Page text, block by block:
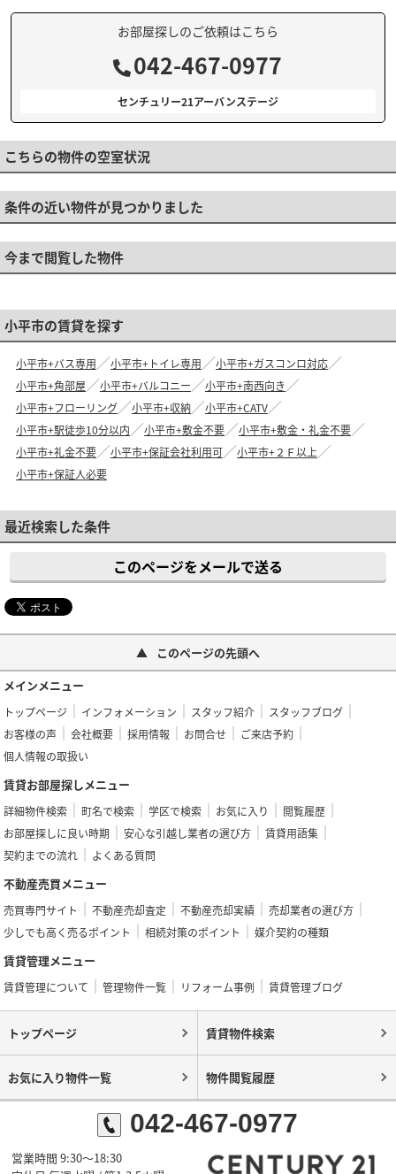
お部屋探しのご依頼はこちら
042-467-0977
センチュリー21アーバンステージ
こちらの物件の空室状況
条件の近い物件が見つかりました
今まで閲覧した物件
小平市の賃貸を探す
小平市+バス専用 小平市+トイレ専用
小平市+ガスコンロ対応
小平市+角部屋
小平市+バルコニー
小平市+南西向き
小平市+フローリング
小平市+収納
小平市+CATV
小平市+駅徒歩10分以内
小平市+敷金不要
小平市+敷金・礼金不要
小平市+礼金不要
小平市+保証会社利用可
小平市+２Ｆ以上
小平市+保証人必要
最近検索した条件
このページをメールで送る
このページの先頭へ
メインメニュー
トップページ インフォメーション スタッフ紹介
スタッフブログ
お客様の声
会社概要 採用情報 お問合せ
ご来店予約
個人情報の取扱い
賃貸お部屋探しメニュー
詳細物件検索 町名で検索 学区で検索 お気に入り
閲覧履歴
お部屋探しに良い時期
安心な引越し業者の選び方
賃貸用語集
契約までの流れ
よくある質問
不動産売買メニュー
売買専門サイト 不動産売却査定 不動産売却実績
売却業者の選び方
少しでも高く売るポイント
相続対策のポイント 媒介契約の種類
賃貸管理メニュー
賃貸管理について 管理物件一覧 リフォーム事例 賃貸管理ブログ
トップページ 賃貸物件検索
お気に入り物件一覧 物件閲覧履歴
042-467-0977
営業時間 9:30～18:30